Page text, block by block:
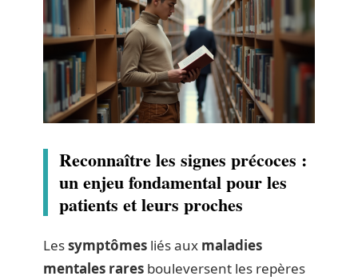
Reconnaître les signes précoces :
un enjeu fondamental pour les
patients et leurs proches
Lessymptômes liés aux maladies
mentales rares bouleversent les repères